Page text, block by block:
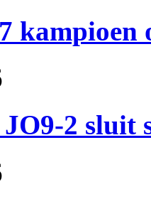
kampioen
2 sluit